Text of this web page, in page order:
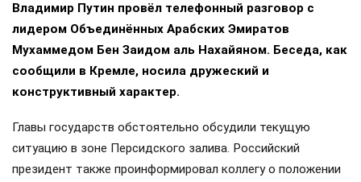
Владимир Путин провёл телефонный разговор с
лидером Объединённых Арабских Эмиратов
Мухаммедом Бен Заидом аль Нахайяном. Беседа, как
сообщили в Кремле, носила дружеский и
конструктивный характер.
Главы государств обстоятельно обсудили текущую
ситуацию в зоне Персидского залива. Российский
президент также проинформировал коллегу о положении